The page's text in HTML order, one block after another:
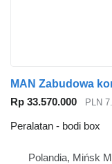
Rp 33.570.000 PLN
Peralatan - bodi box
Polandia, Mińsk